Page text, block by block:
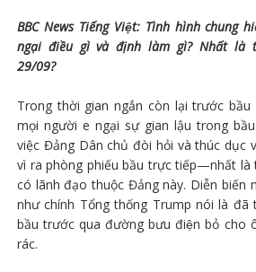
BBC News Tiếng Việt: Tình hình chung
ngại điều gì và định làm gì? Nhất là
29/09?
Trong thời gian ngắn còn lại trước bầu
mọi người e ngại sự gian lậu trong
việc Đảng Dân chủ đòi hỏi và thúc dục
vì ra phòng phiếu bầu trực tiếp—nhất là
có lãnh đạo thuộc Đảng này. Diễn biến
như chính Tổng thống Trump nói là đã
bầu trước qua đường bưu điện bỏ cho
rác.